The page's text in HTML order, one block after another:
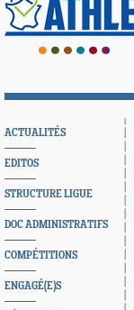
ACTUALITÉS
EDITOS
STRUCTURE LIGUE
DOC ADMINISTRATIFS
COMPÉTITIONS
ENGAGÉ(E)S